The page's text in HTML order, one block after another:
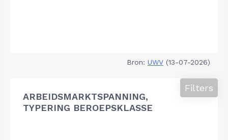
Bron: UWV (13-07-2026)
ARBEIDSMARKTSPANNING,
TYPERING BEROEPSKLASSE
Filters